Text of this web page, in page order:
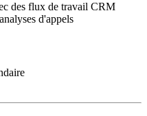
des flux de travail CRM
d'appels